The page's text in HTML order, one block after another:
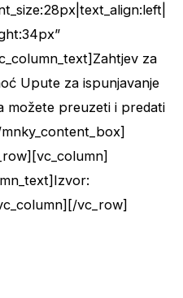
za
Upute za ispunjavanje
možete preuzeti i predati
vc_row]